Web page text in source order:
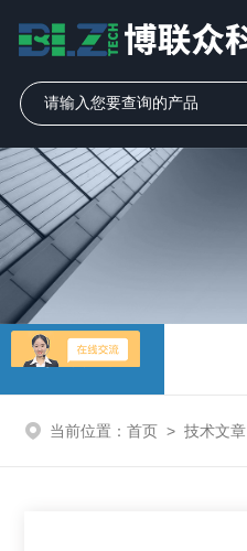
技术文章
当前位置： 首页 > 技术文章